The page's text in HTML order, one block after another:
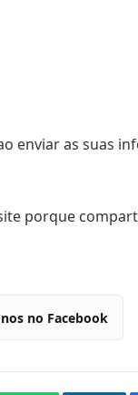
enviar as suas
porque
no Facebook